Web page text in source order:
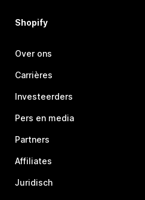
Shopify
Over ons
Carrières
Investeerders
Pers en media
Partners
Affiliates
Juridisch